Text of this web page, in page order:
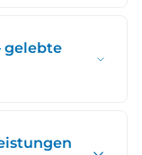
gelebte